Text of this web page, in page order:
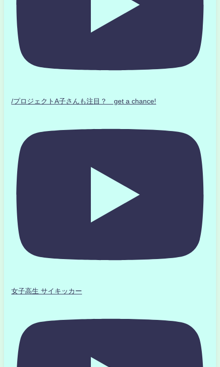
/プロジェクトA子さんも注目？ get a chance!
女子高生 サイキッカー